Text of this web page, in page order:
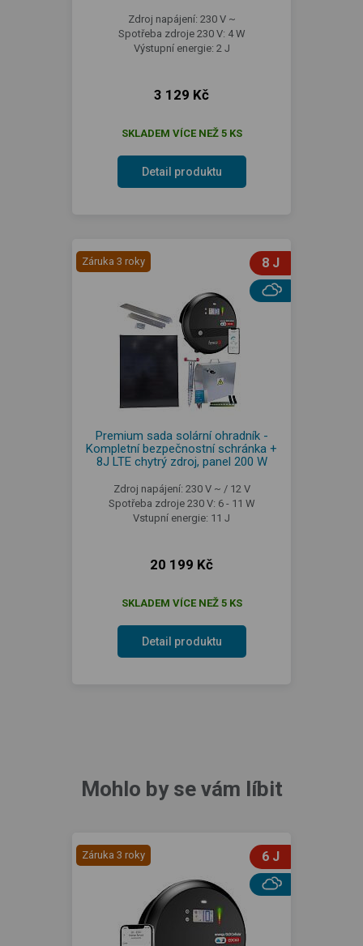
Zdroj napájení: 230 V ~
Spotřeba zdroje 230 V: 4 W
Výstupní energie: 2 J
3 129 Kč
SKLADEM VÍCE NEŽ 5 KS
Detail produktu
Záruka 3 roky 8 J
Premium sada solární ohradník -
Kompletní bezpečnostní schránka +
8J LTE chytrý zdroj, panel 200 W
Zdroj napájení: 230 V ~ / 12 V
Spotřeba zdroje 230 V: 6 - 11 W
Vstupní energie: 11 J
20 199 Kč
SKLADEM VÍCE NEŽ 5 KS
Detail produktu
Mohlo by se vám líbit
Záruka 3 roky 6 J